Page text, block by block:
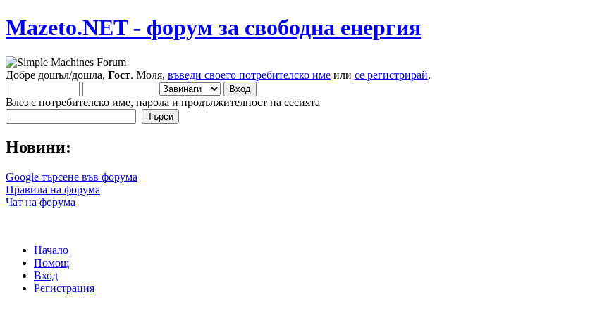
Mazeto.NET - форум за свободна енергия
Добре дошъл/дошла, Гост. Моля, въведи своето потребителско име или се регистрирай.
Влез с потребителско име, парола и продължителност на сесията
Новини:
Google търсене във форума
Правила на форума
Чат на форума
Начало
Помощ
Вход
Регистрация